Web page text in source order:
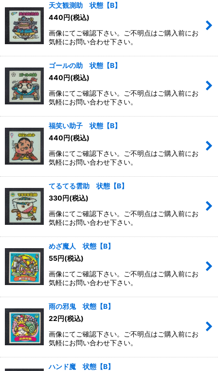
天文観測助 状態【B】
440円(税込)
画像にてご確認下さい。ご不明点はご購入前にお
気軽にお問い合わせ下さい。
ゴールの助 状態【B】
440円(税込)
画像にてご確認下さい。ご不明点はご購入前にお
気軽にお問い合わせ下さい。
福笑い助子 状態【B】
440円(税込)
画像にてご確認下さい。ご不明点はご購入前にお
気軽にお問い合わせ下さい。
てるてる雲助 状態【B】
330円(税込)
画像にてご確認下さい。ご不明点はご購入前にお
気軽にお問い合わせ下さい。
めざ魔人 状態【B】
55円(税込)
画像にてご確認下さい。ご不明点はご購入前にお
気軽にお問い合わせ下さい。
雨の邪鬼 状態【B】
22円(税込)
画像にてご確認下さい。ご不明点はご購入前にお
気軽にお問い合わせ下さい。
ハンド魔 状態【B】